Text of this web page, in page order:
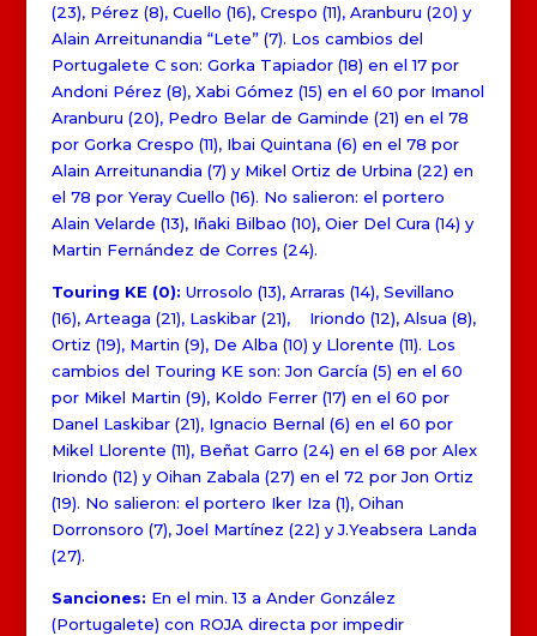
(23), Pérez (8), Cuello (16), Crespo (11), Aranburu (20) y
Alain Arreitunandia “Lete” (7). Los cambios del
Portugalete C son: Gorka Tapiador (18) en el 17 por
Andoni Pérez (8), Xabi Gómez (15) en el 60 por Imanol
Aranburu (20), Pedro Belar de Gaminde (21) en el 78
por Gorka Crespo (11), Ibai Quintana (6) en el 78 por
Alain Arreitunandia (7) y Mikel Ortiz de Urbina (22) en
el 78 por Yeray Cuello (16). No salieron: el portero
Alain Velarde (13), Iñaki Bilbao (10), Oier Del Cura (14) y
Martin Fernández de Corres (24).
Touring KE (0): Urrosolo (13), Arraras (14), Sevillano
(16), Arteaga (21), Laskibar (21), Iriondo (12), Alsua (8),
Ortiz (19), Martin (9), De Alba (10) y Llorente (11). Los
cambios del Touring KE son: Jon García (5) en el 60
por Mikel Martin (9), Koldo Ferrer (17) en el 60 por
Danel Laskibar (21), Ignacio Bernal (6) en el 60 por
Mikel Llorente (11), Beñat Garro (24) en el 68 por Alex
Iriondo (12) y Oihan Zabala (27) en el 72 por Jon Ortiz
(19). No salieron: el portero Iker Iza (1), Oihan
Dorronsoro (7), Joel Martínez (22) y J.Yeabsera Landa
(27).
Sanciones: En el min. 13 a Ander González
(Portugalete) con ROJA directa por impedir